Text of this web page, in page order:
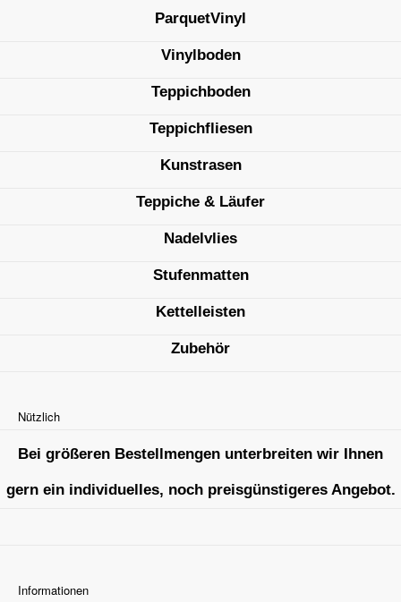
ParquetVinyl
Vinylboden
Teppichboden
Teppichfliesen
Kunstrasen
Teppiche & Läufer
Nadelvlies
Stufenmatten
Kettelleisten
Zubehör
Nützlich
Bei größeren Bestellmengen unterbreiten wir Ihnen
gern ein individuelles, noch preisgünstigeres Angebot.
Informationen